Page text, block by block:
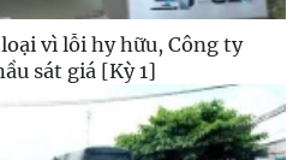
vì lỗi hy hữu, Công ty
sát giá [Kỳ 1]